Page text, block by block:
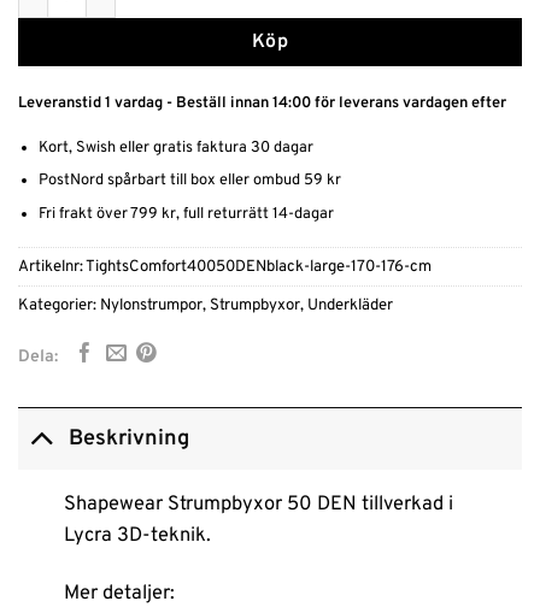
Köp
Leveranstid 1 vardag - Beställ innan 14:00 för leverans vardagen efter
Kort, Swish eller gratis faktura 30 dagar
PostNord spårbart till box eller ombud 59 kr
Fri frakt över 799 kr, full returrätt 14-dagar
Artikelnr:TightsComfort40050DENblack-large-170-176-cm
Kategorier: Nylonstrumpor, Strumpbyxor, Underkläder
Dela:
Beskrivning
Shapewear Strumpbyxor 50 DEN tillverkad i
Lycra 3D-teknik.
Mer detaljer: